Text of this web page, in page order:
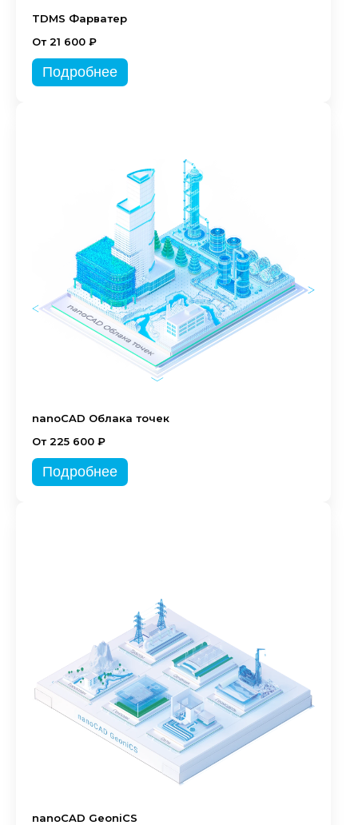
TDMS Фарватер
От 21 600 ₽
Подробнее
nanoCAD Облака точек
От 225 600 ₽
Подробнее
nanoCAD GeoniCS